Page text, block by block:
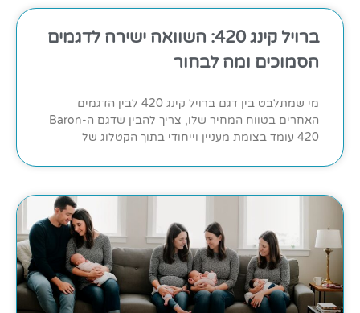
ברויל קינג 420: השוואה ישירה לדגמים
הסמוכים ומה לבחור
מי שמתלבט בין דגם ברויל קינג 420 לבין הדגמים
האחרים בטווח המחיר שלו, צריך להבין שדגם ה-Baron
420 עומד בצומת מעניין וייחודי בתוך הקטלוג של